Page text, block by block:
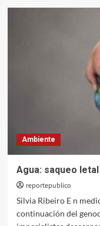
La
han
Ambiente
Agua: saqueo letal
reportepublico
Silvia Ribeiro E n
continuación del